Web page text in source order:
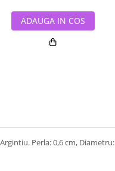
ADAUGA IN COS
Perla: 0,6 cm, Diametru: